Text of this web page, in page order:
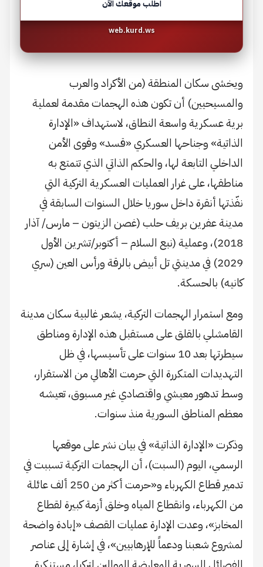
اطلب موقعك الآن
web.kurd.ws
ويخشى سكان المنطقة (من الأكراد والعرب
والمسيحيين) أن تكون هذه الهجمات مقدمة لعملية
برية عسكرية واسعة النطاق، لاستهداف «الإدارة
الذاتية» وجناحها العسكري «قسد» وقوى الأمن
الداخلي التابعة لها، والحكم الذاتي الذي تتمتع به
مناطقها، على غرار العمليات العسكرية التركية التي
نفّذتها أنقرة داخل سوريا خلال السنوات السابقة في
مدينة عفرين بريف حلب (غصن الزيتون – مارس/ آذار
2018)، وعملية (نبع السلام – أكتوبر/تشرين الأول
2029) في مدينتي تل أبيض بالرقة ورأس العين (سري
كانيه) بالحسكة.
ومع استمرار الهجمات التركية، يشعر غالبية سكان مدينة
القامشلي بالقلق على مستقبل هذه الإدارة ومناطق
سيطرتها بعد 10 سنوات على تأسيسها، في ظل
التهديدات المتكررة التي حرمت الأهالي من الاستقرار،
وسط تدهور معيشي واقتصادي غير مسبوق، تعيشه
معظم المناطق السورية منذ سنوات.
وذكرت «الإدارة الذاتية» في بيان نشر على موقعها
الرسمي، اليوم (السبت)، أن الهجمات التركية تسببت في
تدمير قطاع الكهرباء و«حرمت أكثر من 250 ألف عائلة
من الكهرباء، وانقطاع المياه وخلق أزمة كبيرة لقطاع
المخابز»، وعدت الإدارة عمليات القصف «إبادة واضحة
لمشروع شعبنا ودعماً للإرهابيين»، في إشارة إلى عناصر